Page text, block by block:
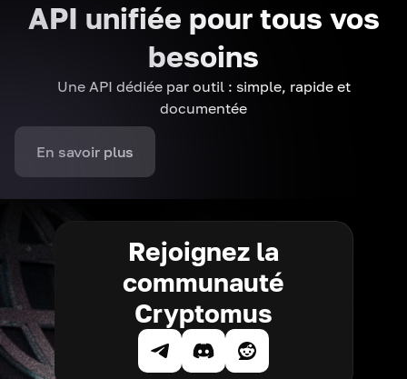
API unifiée pour tous vos
besoins
Une API dédiée par outil : simple, rapide et
documentée
En savoir plus
Rejoignez la
communauté
Cryptomus